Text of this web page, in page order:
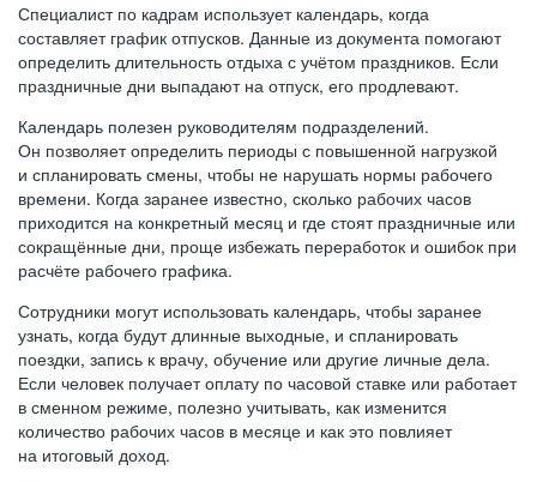
Специалист по кадрам использует календарь, когда
составляет график отпусков. Данные из документа помогают
определить длительность отдыха с учётом праздников. Если
праздничные дни выпадают на отпуск, его продлевают.
Календарь полезен руководителям подразделений.
Он позволяет определить периоды с повышенной нагрузкой
и спланировать смены, чтобы не нарушать нормы рабочего
времени. Когда заранее известно, сколько рабочих часов
приходится на конкретный месяц и где стоят праздничные или
сокращённые дни, проще избежать переработок и ошибок при
расчёте рабочего графика.
Сотрудники могут использовать календарь, чтобы заранее
узнать, когда будут длинные выходные, и спланировать
поездки, запись к врачу, обучение или другие личные дела.
Если человек получает оплату по часовой ставке или работает
в сменном режиме, полезно учитывать, как изменится
количество рабочих часов в месяце и как это повлияет
на итоговый доход.